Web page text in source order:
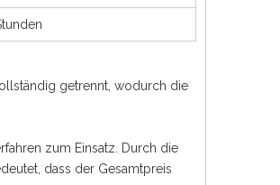
getrennt, wodurch die
zum Einsatz. Durch die
dass der Gesamtpreis